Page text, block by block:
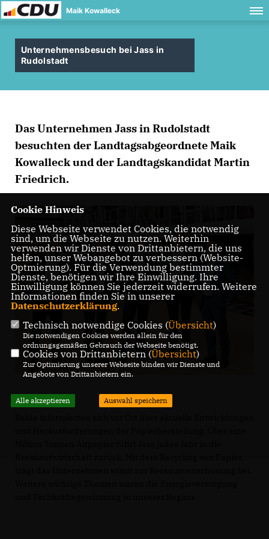
Maik Kowalleck
Unternehmensbesuch bei Jass in
Rudolstadt
Das Unternehmen Jass in Rudolstadt
besuchten der Landtagsabgeordnete Maik
Kowalleck und der Landtagskandidat Martin
Friedrich.
Cookie Hinweis
Diese Webseite verwendet Cookies, die notwendig
sind, um die Webseite zu nutzen. Weiterhin
verwenden wir Dienste von Drittanbietern, die uns
helfen, unser Webangebot zu verbessern (Website-
Optmierung). Für die Verwendung bestimmter
Dienste, benötigen wir Ihre Einwilligung. Ihre
Einwilligung können Sie jederzeit widerrufen. Weitere
Informationen finden Sie in unserer
Datenschutzerklärung.
Technisch notwendige Cookies (Übersicht)
Die notwendigen Cookies werden allein für den
ordnungsgemäßen Gebrauch der Webseite benötigt.
Cookies von Drittanbietern (Übersicht)
Zur Optimierung unserer Webseite binden wir Dienste und
Angebote von Drittanbietern ein.
Alle akzeptieren Auswahl speichern